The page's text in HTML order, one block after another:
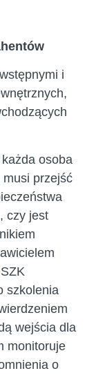
i
osoba
przejść
czy jest
szkolenia
wejścia dla
monitoruje
o